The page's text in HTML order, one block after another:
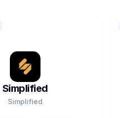
Simplified
Simplified